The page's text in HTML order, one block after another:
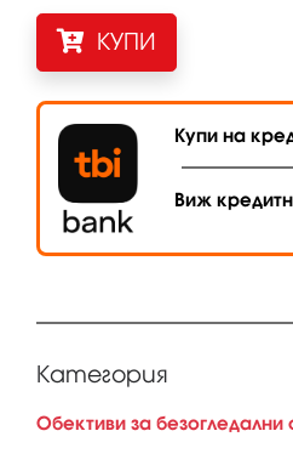
КУПИ
Купи на
Виж
Категория
Обективи за